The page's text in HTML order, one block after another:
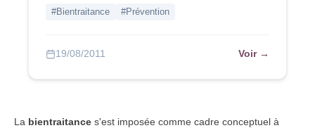
#Bientraitance #Prévention
19/08/2011 Voir →
La bientraitance s'est imposée comme cadre conceptuel à